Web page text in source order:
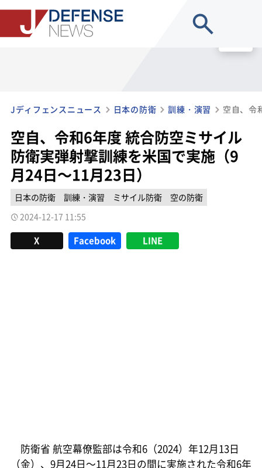
Jディフェンスニュース 日本の防衛 訓練・演習
空自、令和6年度 統合防空ミサイル
防衛実弾射撃訓練を米国で実施（9
月24日～11月23日）
日本の防衛 訓練・演習 ミサイル防衛
空の防衛
2024-12-17 11:55
X Facebook LINE
防衛省 航空幕僚監部は令和6（2024）年12月13日
（金）、9月24日～11月23日の間に実施された令和6年